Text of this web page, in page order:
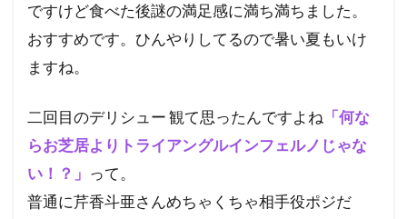
ですけど食べた後謎の満足感に満ち満ちました。
おすすめです。ひんやりしてるので暑い夏もいけ
ますね。
二回目のデリシュー 観て思ったんですよね 「何な
らお芝居よりトライアングルインフェルノじゃな
い！？」 って。
普通に芹香斗亜さんめちゃくちゃ相手役ポジだ